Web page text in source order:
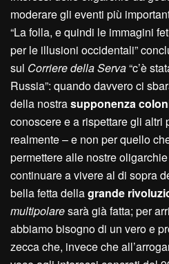
moderare gli eventi più
“La folla, e quindi le immagini
per le illusioni occidentali”
sul Corriere della Serva“c’è
Russia”: quando davvero ci
della nostrasupponenza
conoscere e a rispettare gli
realmente – e non per quello
permettere alle nostre
continuare a vivere al di sopra
bella fetta dellagrande
multipolaresarà già fatta; per
abbiamo bisogno di un vero e
zecca che, invece che